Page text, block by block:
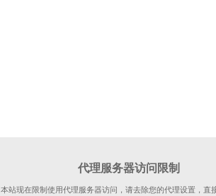
代理服务器访问限制
本站现在限制使用代理服务器访问，请去除您的代理设置，直